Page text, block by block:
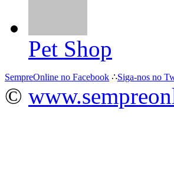
Pet Shop
SempreOnline no Facebook ∴Siga-nos no
©